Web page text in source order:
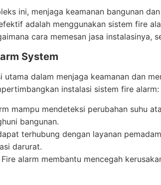
ini, menjaga keamanan bangunan
adalah menggunakan sistem fire
cara memesan jasa instalasinya,
System
dalam menjaga keamanan dan
instalasi sistem fire alarm:
mampu mendeteksi perubahan suhu
bangunan.
terhubung dengan layanan
darurat.
Fire alarm membantu mencegah